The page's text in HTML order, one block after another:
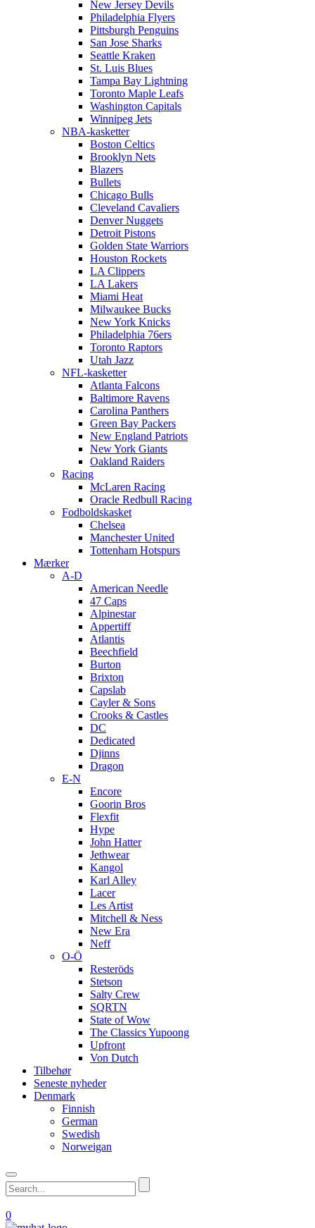
New Jersey Devils
Philadelphia Flyers
Pittsburgh Penguins
San Jose Sharks
Seattle Kraken
St. Luis Blues
Tampa Bay Lightning
Toronto Maple Leafs
Washington Capitals
Winnipeg Jets
NBA-kasketter
Boston Celtics
Brooklyn Nets
Blazers
Bullets
Chicago Bulls
Cleveland Cavaliers
Denver Nuggets
Detroit Pistons
Golden State Warriors
Houston Rockets
LA Clippers
LA Lakers
Miami Heat
Milwaukee Bucks
New York Knicks
Philadelphia 76ers
Toronto Raptors
Utah Jazz
NFL-kasketter
Atlanta Falcons
Baltimore Ravens
Carolina Panthers
Green Bay Packers
New England Patriots
New York Giants
Oakland Raiders
Racing
McLaren Racing
Oracle Redbull Racing
Fodboldskasket
Chelsea
Manchester United
Tottenham Hotspurs
Mærker
A-D
American Needle
47 Caps
Alpinestar
Appertiff
Atlantis
Beechfield
Burton
Brixton
Capslab
Cayler & Sons
Crooks & Castles
DC
Dedicated
Djinns
Dragon
E-N
Encore
Goorin Bros
Flexfit
Hype
John Hatter
Jethwear
Kangol
Karl Alley
Lacer
Les Artist
Mitchell & Ness
New Era
Neff
O-Ö
Resteröds
Stetson
Salty Crew
SQRTN
State of Wow
The Classics Yupoong
Upfront
Von Dutch
Tilbehør
Seneste nyheder
Denmark
Finnish
German
Swedish
Norweigan
0